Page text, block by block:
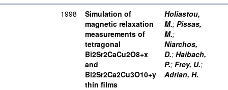
1998
Simulation of
magnetic relaxation
measurements of
tetragonal
Bi2Sr2CaCu2O8+x
and
Bi2Sr2Ca2Cu3O10+y
thin films
Holiastou,
M.; Pissas,
M.;
Niarchos,
D.; Haibach,
P.; Frey, U.;
Adrian, H.